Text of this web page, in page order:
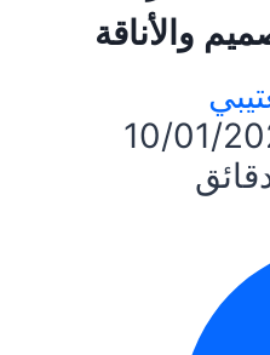
والأناقة
10/01/